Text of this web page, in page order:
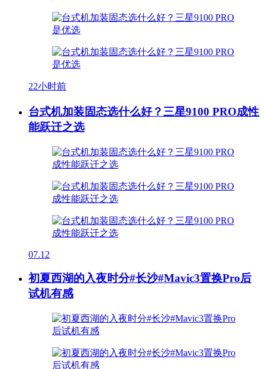
22小时前
台式机加装固态选什么好？三星9100 PRO成性
能跃迁之选
07.12
初夏西湖的入夜时分#长沙#Mavic3置换Pro后
试机有感